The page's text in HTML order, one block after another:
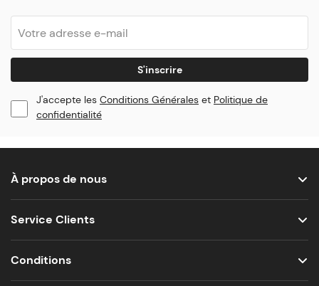
S'inscrire
J'accepte les Conditions Générales et Politique de
confidentialité
À propos de nous
Service Clients
Conditions